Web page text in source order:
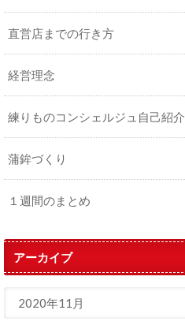
直営店までの行き方
経営理念
練りものコンシェルジュ自己紹介
蒲鉾づくり
１週間のまとめ
アーカイブ